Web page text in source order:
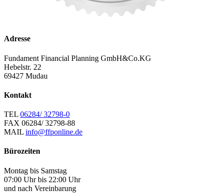
Adresse
Fundament Financial Planning GmbH&Co.KG
Hebelstr. 22
69427 Mudau
Kontakt
TEL 06284/ 32798-0
FAX 06284/ 32798-88
MAIL info@ffponline.de
Bürozeiten
Montag bis Samstag
07:00 Uhr bis 22:00 Uhr
und nach Vereinbarung